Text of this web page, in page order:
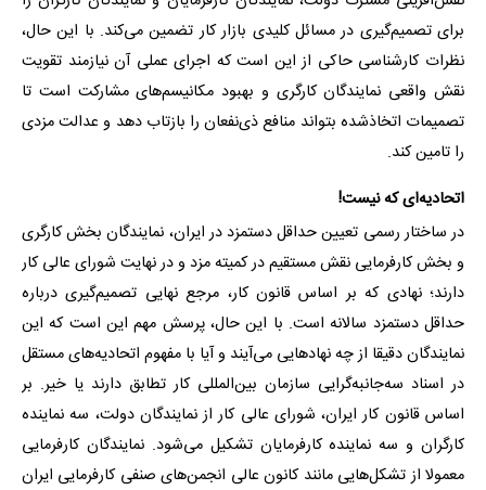
برای تصمیم‌گیری در مسائل کلیدی بازار کار تضمین می‌کند. با این حال،
نظرات کارشناسی حاکی از این است که اجرای عملی آن نیازمند تقویت
نقش واقعی نمایندگان کارگری و بهبود مکانیسم‌های مشارکت است تا
تصمیمات اتخاذشده بتواند منافع ذی‌نفعان را بازتاب دهد و عدالت مزدی
را تامین کند.
اتحادیه‌ای که نیست!
در ساختار رسمی تعیین حداقل دستمزد در ایران، نمایندگان بخش کارگری
و بخش کارفرمایی نقش مستقیم در کمیته مزد و در نهایت شورای عالی کار
دارند؛ نهادی که بر اساس قانون کار، مرجع نهایی تصمیم‌گیری درباره
حداقل دستمزد سالانه است. با این حال، پرسش مهم این است که این
نمایندگان دقیقا از چه نهادهایی می‌آیند و آیا با مفهوم اتحادیه‌های مستقل
در اسناد سه‌جانبه‌گرایی سازمان بین‌المللی کار تطابق دارند یا خیر. بر
اساس قانون کار ایران، شورای عالی کار از نمایندگان دولت، سه نماینده
کارگران و سه نماینده کارفرمایان تشکیل می‌شود. نمایندگان کارفرمایی
معمولا از تشکل‌هایی مانند کانون عالی انجمن‌های صنفی کارفرمایی ایران